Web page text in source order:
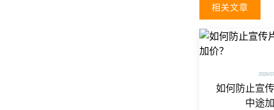
相关文章
2026/
如何防止宣
中途